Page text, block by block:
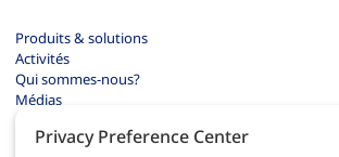
Produits & solutions
Activités
Qui sommes-nous?
Médias
Carrières
Privacy Preference Center